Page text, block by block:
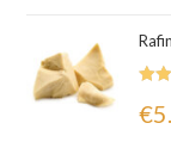
5.00
€